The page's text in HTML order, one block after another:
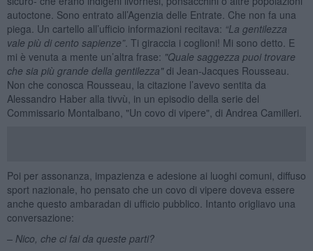
autoctone. Sono entrato all’Agenzia delle Entrate. Che non fa una
piega. Un cartello all’ufficio informazioni recitava: “La gentilezza
vale più di cento sapienze”. Ti giraccia i coglioni! Mi sono detto. E
mi è venuta a mente un’altra frase: "Quale saggezza puoi trovare
che sia più grande della gentilezza"di Jean-Jacques Rousseau.
Non che conosca Rousseau, la citazione l’avevo sentita da
Alessandro Haber alla tivvù, in un episodio della serie del
Commissario Montalbano, "Un covo di vipere", di Andrea Camilleri.
Poi per assonanza, impazienza e adesione ai luoghi comuni, diffuso
sport nazionale, ho pensato che un covo di vipere doveva essere
anche questo ambaradan di ufficio pubblico. Intanto origliavo una
conversazione:
– Nico, che ci fai da queste parti?